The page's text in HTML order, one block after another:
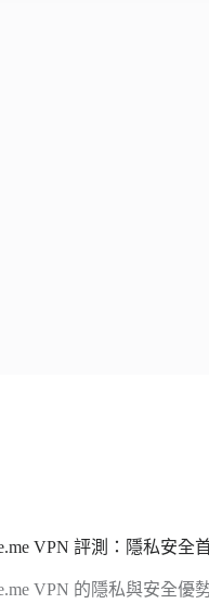
VPN 評測：隱私安全
VPN 的隱私與安全優